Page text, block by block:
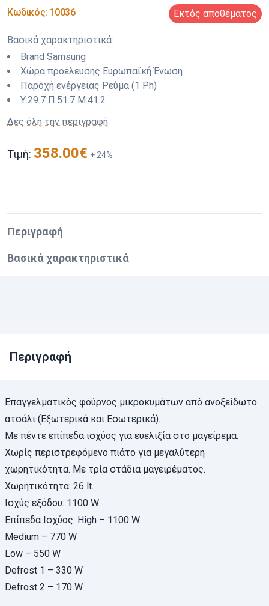
Κωδικός: 10036 Εκτός αποθέματος
Βασικά χαρακτηριστικά:
Brand Samsung
Χώρα προέλευσης Ευρωπαϊκή Ένωση
Παροχή ενέργειας Ρεύμα (1 Ph)
Y:29.7 Π:51.7 M:41.2
Δες όλη την περιγραφή
Τιμή: 358.00€ +24%
Περιγραφή
Βασικά χαρακτηριστικά
Περιγραφή
Επαγγελματικός φούρνος μικροκυμάτων από ανοξείδωτο
ατσάλι (Εξωτερικά και Εσωτερικά).
Με πέντε επίπεδα ισχύος για ευελιξία στο μαγείρεμα.
Χωρίς περιστρεφόμενο πιάτο για μεγαλύτερη
χωρητικότητα. Με τρία στάδια μαγειρέματος.
Χωρητικότητα: 26 lt.
Ισχύς εξόδου: 1100 W
Επίπεδα Ισχύος: High – 1100 W
Medium – 770 W
Low – 550 W
Defrost 1 – 330 W
Defrost 2 – 170 W